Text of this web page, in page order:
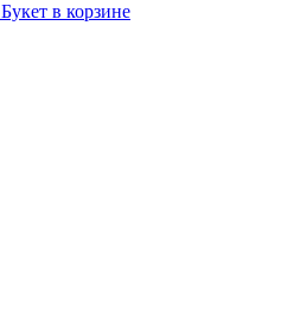
Букет в корзине